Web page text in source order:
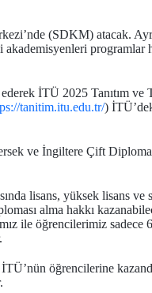
(SDKM) atacak.
programlar
İTÜ 2025 Tanıtım ve
tanitim.itu.edu.tr/)
ve İngiltere Çift Diploma
lisans, yüksek lisans ve
alma hakkı
ile öğrencilerimiz sadece
İTÜ’nün öğrencilerine